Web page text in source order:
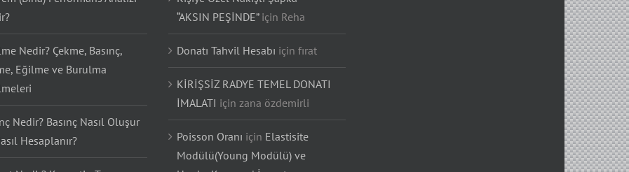
(Bina) Performans Analizi
Nedir? Çekme, Basınç,
Eğilme ve Burulma
Nedir? Basınç Nasıl Oluşur
Hesaplanır?
Kişiye Özel Nakışlı Şapka –
“AKSIN PEŞİNDE”içinReha
Donatı Tahvil Hesabıiçinfırat
KİRİŞSİZ RADYE TEMEL DONATI
İMALATIiçinzana özdemirli
Poisson OranıiçinElastisite